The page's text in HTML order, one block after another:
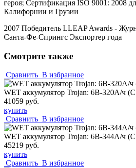
героя; Сертификация ISO 9001: 2008
Калифорнии и Грузии
2007 Победитель LLEAP Awards -
Санта-Фе-Спрингс Экспортер года
Смотрите также
Сравнить В избранное
WET аккумулятор Trojan: 6В-320А/ч
41059 руб.
купить
Сравнить В избранное
WET аккумулятор Trojan: 6В-344А/ч
45219 руб.
купить
Сравнить В избранное